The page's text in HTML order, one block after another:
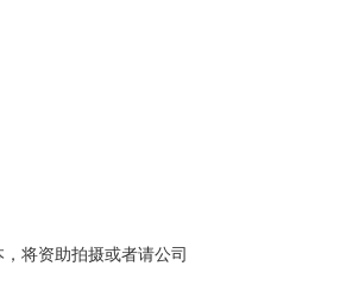
将资助拍摄或者请公司